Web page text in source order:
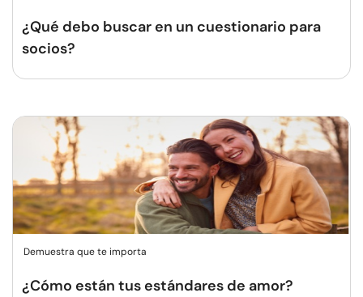
¿Qué debo buscar en un cuestionario para
socios?
Demuestra que te importa
¿Cómo están tus estándares de amor?